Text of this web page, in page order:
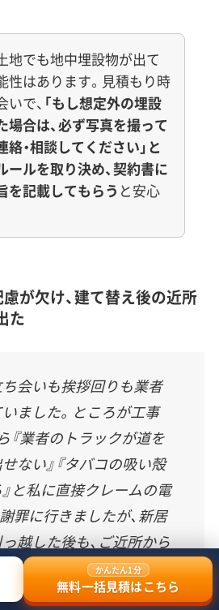
地でも地中埋設物が出て
性はあります。見積もり時
で、 「もし想定外の埋設
場合は、必ず写真を撮って
絡・相談してください」と
ールを取り決め、契約書に
を記載してもらう と安心
慮が欠け、建て替え後の近所
た
会いも挨拶回りも業者
ました。ところが工事
『業者のトラックが道を
ない』『タバコの吸い殻
と私に直接クレームの電
罪に行きましたが、新居
越した後も、ご近所から
られるようになってし
かんたん1分
無料一括見積はこちら